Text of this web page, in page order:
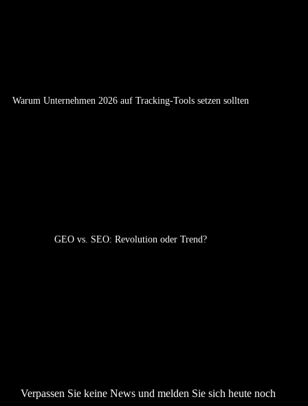
Warum Unternehmen 2026 auf Tracking-Tools setzen sollten
GEO vs. SEO: Revolution oder Trend?
Verpassen Sie keine News und melden Sie sich heute noch